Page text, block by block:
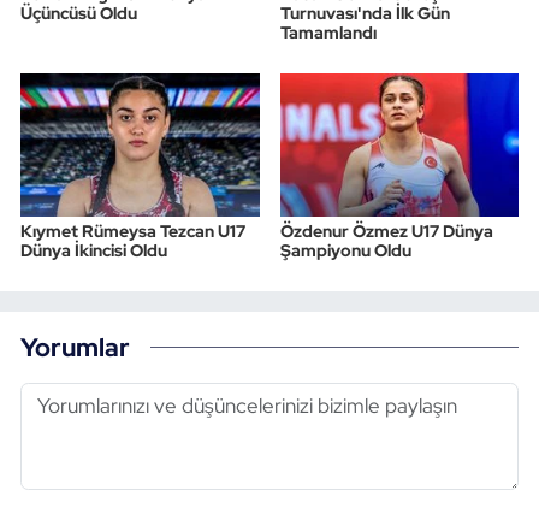
Üçüncüsü Oldu
Turnuvası'nda İlk Gün
Tamamlandı
Kıymet Rümeysa Tezcan U17
Dünya İkincisi Oldu
Özdenur Özmez U17 Dünya
Şampiyonu Oldu
Yorumlar